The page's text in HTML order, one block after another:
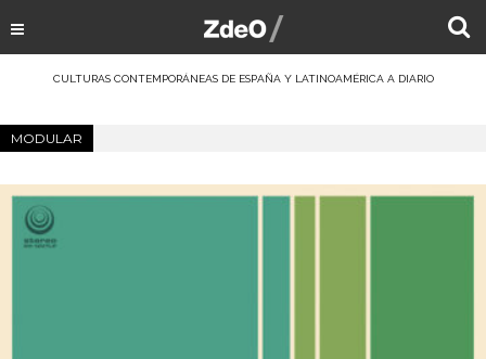
CULTURAS CONTEMPORÁNEAS DE ESPAÑA Y LATINOAMÉRICA A DIARIO
MODULAR